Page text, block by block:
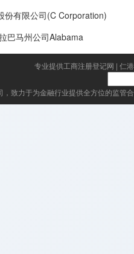
份有限公司(C Corporation)
巴马州公司Alabama
专业提供工商注册登记网 | 仁
，致力于为金融行业提供全方位的监管